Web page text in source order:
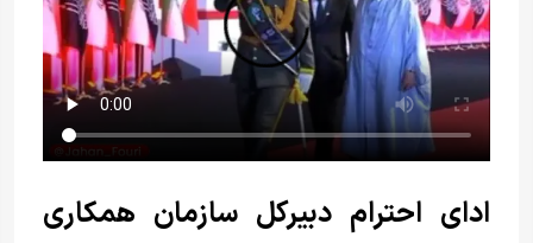
ادای احترام دبیرکل سازمان همکاری